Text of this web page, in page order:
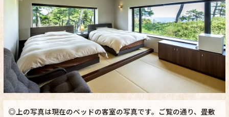
◎上の写真は現在のベッドの客室の写真です。ご覧の通り、畳敷